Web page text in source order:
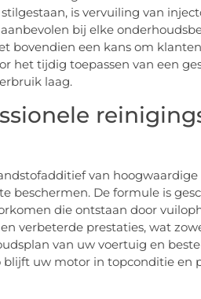
is vervuiling van
bij elke
bovendien een kans om
het tijdig toepassen van een
laag.
van
beschermen. De formule is
die ontstaan door
verbeterde prestaties, wat
van uw voertuig en
blijft uw motor in topconditie